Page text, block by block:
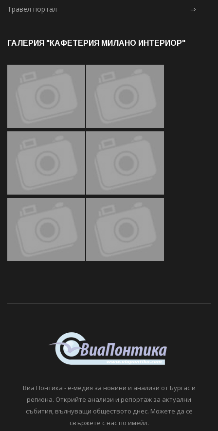
Травел портал ⇒
ГАЛЕРИЯ "КАФЕТЕРИЯ МИЛАНО ИНТЕРИОР"
Виа Понтика - е-медия за новини и анализи от Бургас и
региона. Открийте анализи и репортаж за актуални
събития, вълнуващи обществото днес. Можете да се
свържете с нас по имейл.